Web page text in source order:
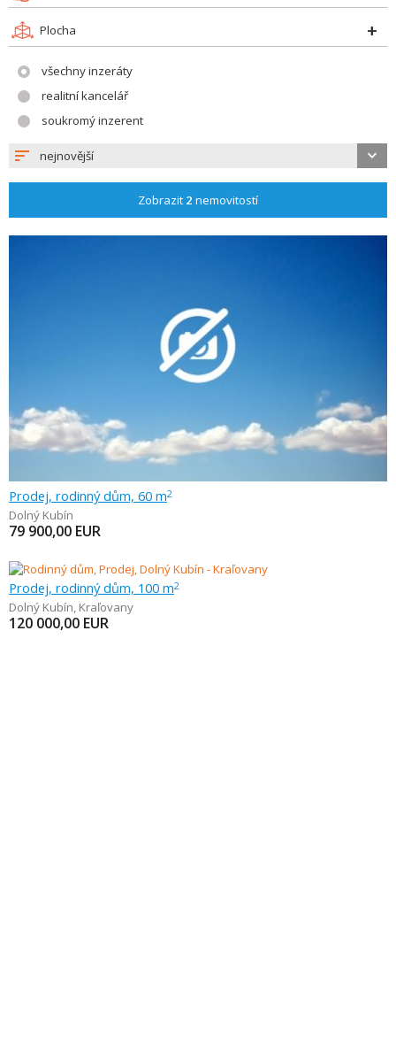
Plocha
všechny inzeráty
realitní kancelář
soukromý inzerent
nejnovější
Zobrazit 2 nemovitostí
Prodej, rodinný dům, 60 m2
Dolný Kubín
79 900,00 EUR
Prodej, rodinný dům, 100 m2
Dolný Kubín, Kraľovany
120 000,00 EUR